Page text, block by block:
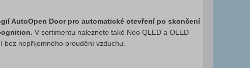
AutoOpen Door pro automatické otevření po skončení
V sortimentu naleznete také Neo QLED a OLED
nepříjemného proudění vzduchu.